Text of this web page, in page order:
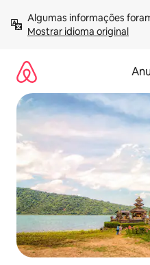
para
Mostrar idioma original